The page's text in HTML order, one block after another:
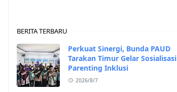
BERITA TERBARU
Perkuat Sinergi, Bunda PAUD
Tarakan Timur Gelar Sosialisasi
Parenting Inklusi
2026/8/7